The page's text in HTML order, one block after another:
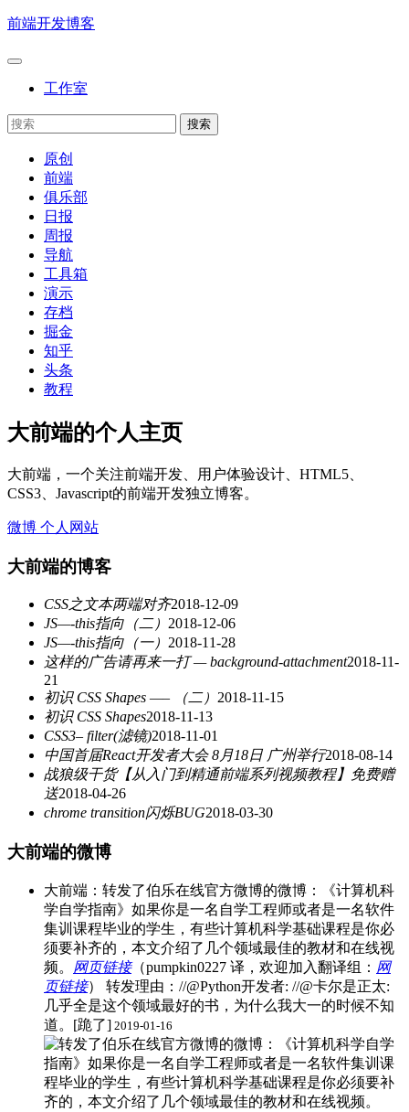
前端开发博客
工作室
原创
前端
俱乐部
日报
周报
导航
工具箱
演示
存档
掘金
知乎
头条
教程
大前端的个人主页
大前端，一个关注前端开发、用户体验设计、HTML5、
CSS3、Javascript的前端开发独立博客。
微博 个人网站
大前端的博客
CSS之文本两端对齐2018-12-09
JS—-this指向（二） 2018-12-06
JS—-this指向（一） 2018-11-28
这样的广告请再来一打 — background-attachment2018-11-
21
初识 CSS Shapes —– （二） 2018-11-15
初识 CSS Shapes2018-11-13
CSS3– filter(滤镜)2018-11-01
中国首届React开发者大会 8月18日 广州举行2018-08-14
战狼级干货【从入门到精通前端系列视频教程】免费赠
送2018-04-26
chrome transition闪烁BUG2018-03-30
大前端的微博
大前端：转发了伯乐在线官方微博的微博：《计算机科
学自学指南》如果你是一名自学工程师或者是一名软件
集训课程毕业的学生，有些计算机科学基础课程是你必
须要补齐的，本文介绍了几个领域最佳的教材和在线视
频。 网页链接（pumpkin0227 译，欢迎加入翻译组： 网
页链接） ​转发理由：//@Python开发者: //@卡尔是正太:
几乎全是这个领域最好的书，为什么我大一的时候不知
道。[跪了] 2019-01-16